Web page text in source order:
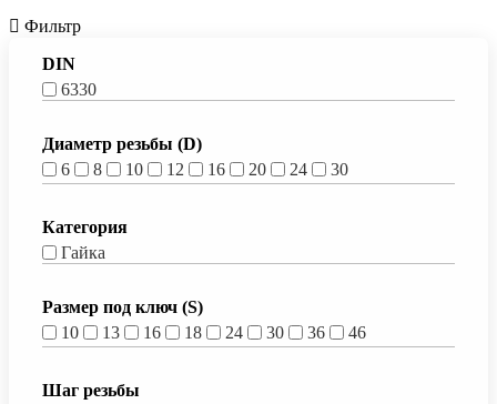
М8
DIN6330
цинк
Фильтр
DIN
6330
Диаметр резьбы (D)
6
8 10 12 16 20 24 30
Категория
Гайка
Размер под ключ (S)
10
13 16 18 24 30 36 46
Шаг резьбы